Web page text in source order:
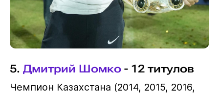
5. Дмитрий Шомко- 12 титулов
Чемпион Казахстана (2014, 2015, 2016,